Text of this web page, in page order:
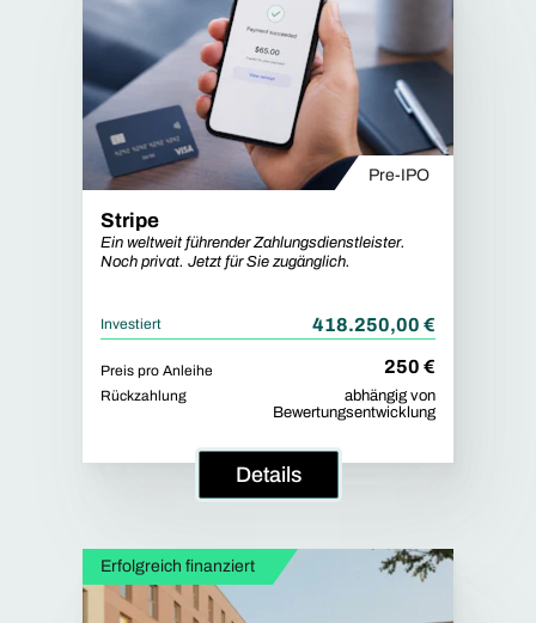
Pre-IPO
Stripe
Ein weltweit führender Zahlungsdienstleister.
Noch privat. Jetzt für Sie zugänglich.
Investiert 418.250,00 €
Preis pro Anleihe 250 €
Rückzahlung
abhängig von
Bewertungsentwicklung
Details
Erfolgreich finanziert